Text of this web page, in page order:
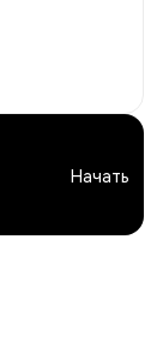
Начать